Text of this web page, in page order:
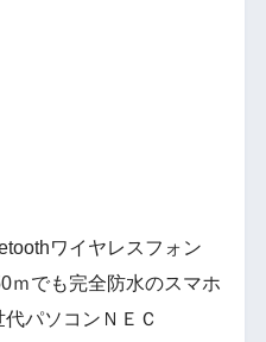
ワイヤレスフォン
ｍでも完全防水のスマホ
パソコンＮＥＣ